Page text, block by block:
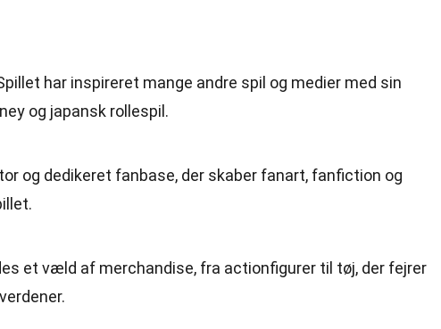
har inspireret mange andre spil og medier med sin
og japansk rollespil.
og dedikeret fanbase, der skaber fanart, fanfiction og
et væld af merchandise, fra actionfigurer til tøj, der fejrer